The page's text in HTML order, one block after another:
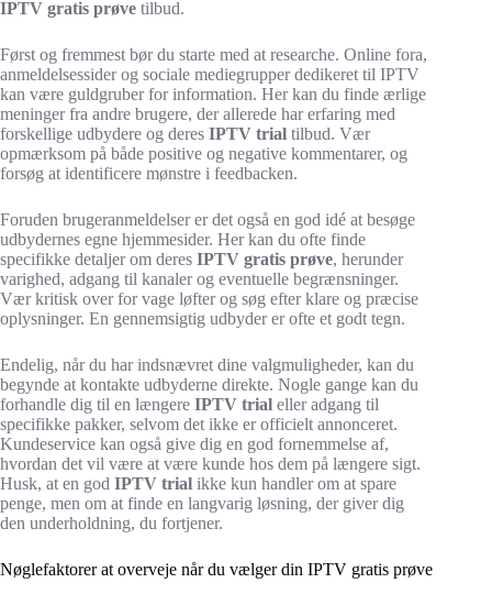
IPTV gratis prøve tilbud.
Først og fremmest bør du starte med at researche. Online fora,
anmeldelsessider og sociale mediegrupper dedikeret til IPTV
kan være guldgruber for information. Her kan du finde ærlige
meninger fra andre brugere, der allerede har erfaring med
forskellige udbydere og deres IPTV trial tilbud. Vær
opmærksom på både positive og negative kommentarer, og
forsøg at identificere mønstre i feedbacken.
Foruden brugeranmeldelser er det også en god idé at besøge
udbydernes egne hjemmesider. Her kan du ofte finde
specifikke detaljer om deres IPTV gratis prøve, herunder
varighed, adgang til kanaler og eventuelle begrænsninger.
Vær kritisk over for vage løfter og søg efter klare og præcise
oplysninger. En gennemsigtig udbyder er ofte et godt tegn.
Endelig, når du har indsnævret dine valgmuligheder, kan du
begynde at kontakte udbyderne direkte. Nogle gange kan du
forhandle dig til en længere IPTV trial eller adgang til
specifikke pakker, selvom det ikke er officielt annonceret.
Kundeservice kan også give dig en god fornemmelse af,
hvordan det vil være at være kunde hos dem på længere sigt.
Husk, at en god IPTV trial ikke kun handler om at spare
penge, men om at finde en langvarig løsning, der giver dig
den underholdning, du fortjener.
Nøglefaktorer at overveje når du vælger din IPTV gratis prøve